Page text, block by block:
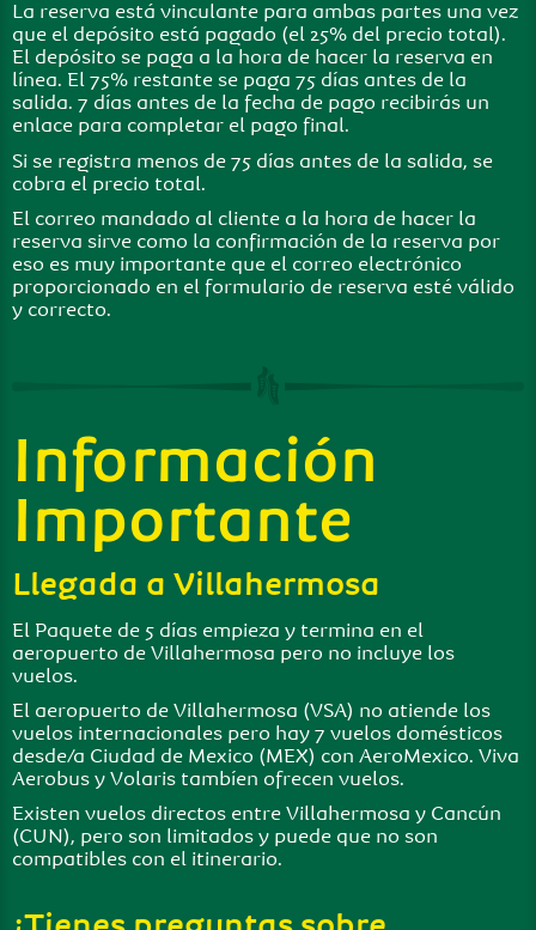
La reserva está vinculante para ambas partes una vez
que el depósito está pagado (el 25% del precio total).
El depósito se paga a la hora de hacer la reserva en
línea. El 75% restante se paga 75 días antes de la
salida. 7 días antes de la fecha de pago recibirás un
enlace para completar el pago final.
Si se registra menos de 75 días antes de la salida, se
cobra el precio total.
El correo mandado al cliente a la hora de hacer la
reserva sirve como la confirmación de la reserva por
eso es muy importante que el correo electrónico
proporcionado en el formulario de reserva esté válido
y correcto.
Información
Importante
Llegada a Villahermosa
El Paquete de 5 días empieza y termina en el
aeropuerto de Villahermosa pero no incluye los
vuelos.
El aeropuerto de Villahermosa (VSA) no atiende los
vuelos internacionales pero hay 7 vuelos domésticos
desde/a Ciudad de Mexico (MEX) con AeroMexico. Viva
Aerobus y Volaris tambíen ofrecen vuelos.
Existen vuelos directos entre Villahermosa y Cancún
(CUN), pero son limitados y puede que no son
compatibles con el itinerario.